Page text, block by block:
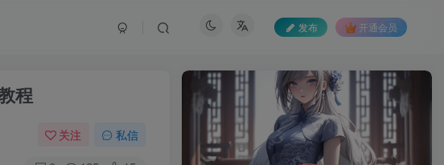
发布 开通会员
程
关注 私信